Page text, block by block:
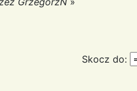
Skocz do: